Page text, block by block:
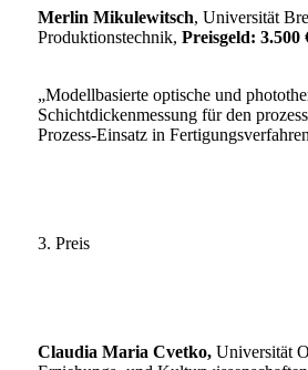
Merlin Mikulewitsch, Universität
Produktionstechnik, Preisgeld: 3.500
„Modellbasierte optische und
Schichtdickenmessung für den
Prozess-Einsatz in
3. Preis
Claudia Maria Cvetko, Universität